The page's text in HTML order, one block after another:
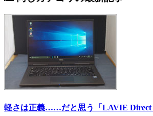
軽さは正義……だと思う「LAVIE Direct